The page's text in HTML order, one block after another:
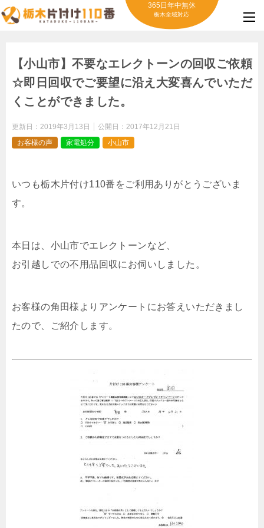
365日年中無休
栃木全域対応
【小山市】不要なエレクトーンの回収ご依頼
☆即日回収でご要望に沿え大変喜んでいただ
くことができました。
更新日： 2019年3月13日 公開日： 2017年12月21日
お客様の声
家電処分 小山市
いつも栃木片付け110番をご利用ありがとうございま
す。
本日は、小山市でエレクトーンなど、
お引越しでの不用品回収にお伺いしました。
お客様の角田様よりアンケートにお答えいただきまし
たので、ご紹介します。